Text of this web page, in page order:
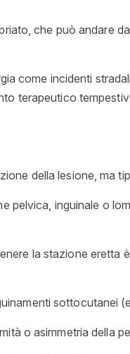
che può andare
come incidenti
terapeutico
della lesione, ma
pelvica, inguinale o
la stazione eretta
sottocutanei
o asimmetria della